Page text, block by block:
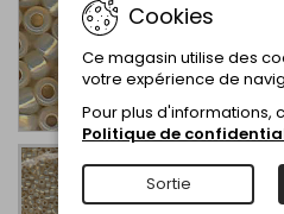
Cookies
Ce magasin utilise des
votre expérience de
Pour plus d'informations,
Politique de
Sortie